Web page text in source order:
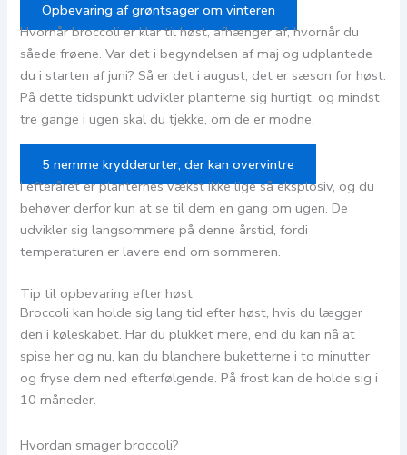
Opbevaring af grøntsager om vinteren
Hvornår broccoli er klar til høst, afhænger af, hvornår du
såede frøene. Var det i begyndelsen af maj og udplantede
du i starten af juni? Så er det i august, det er sæson for høst.
På dette tidspunkt udvikler planterne sig hurtigt, og mindst
tre gange i ugen skal du tjekke, om de er modne.
5 nemme krydderurter, der kan overvintre
I efteråret er planternes vækst ikke lige så eksplosiv, og du
behøver derfor kun at se til dem en gang om ugen. De
udvikler sig langsommere på denne årstid, fordi
temperaturen er lavere end om sommeren.
Tip til opbevaring efter høst
Broccoli kan holde sig lang tid efter høst, hvis du lægger
den i køleskabet. Har du plukket mere, end du kan nå at
spise her og nu, kan du blanchere buketterne i to minutter
og fryse dem ned efterfølgende. På frost kan de holde sig i
10 måneder.
Hvordan smager broccoli?